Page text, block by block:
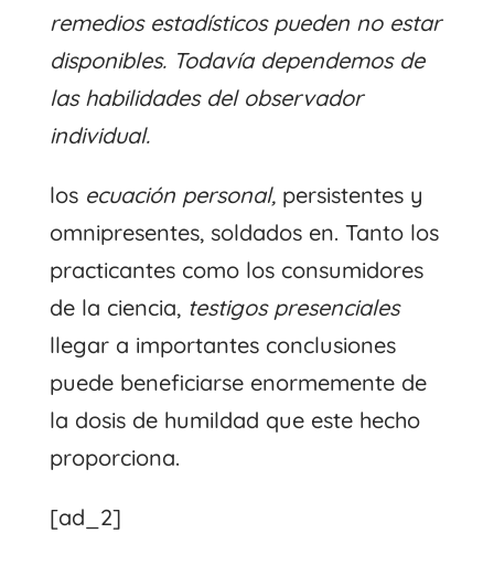
remedios estadísticos pueden no estar
disponibles. Todavía dependemos de
las habilidades del observador
individual.
los ecuación personal, persistentes y
omnipresentes, soldados en. Tanto los
practicantes como los consumidores
de la ciencia, testigos presenciales
llegar a importantes conclusiones
puede beneficiarse enormemente de
la dosis de humildad que este hecho
proporciona.
[ad_2]